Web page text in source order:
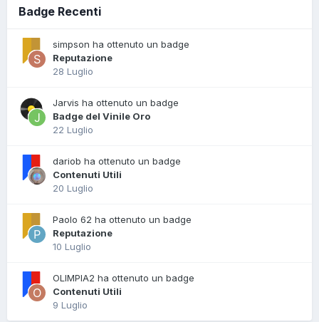
Badge Recenti
simpson ha ottenuto un badge
Reputazione
28 Luglio
Jarvis ha ottenuto un badge
Badge del Vinile Oro
22 Luglio
dariob ha ottenuto un badge
Contenuti Utili
20 Luglio
Paolo 62 ha ottenuto un badge
Reputazione
10 Luglio
OLIMPIA2 ha ottenuto un badge
Contenuti Utili
9 Luglio